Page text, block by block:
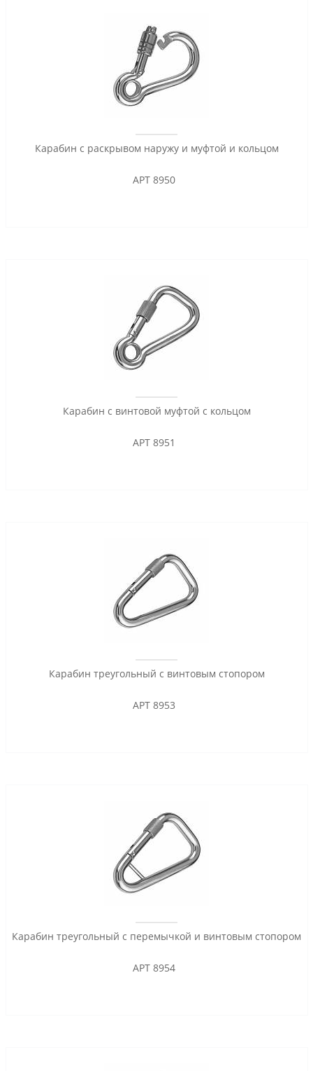
Карабин с раскрывом наружу и муфтой и кольцом
АРТ 8950
Карабин с винтовой муфтой с кольцом
АРТ 8951
Карабин треугольный с винтовым стопором
АРТ 8953
Карабин треугольный с перемычкой и винтовым стопором
АРТ 8954